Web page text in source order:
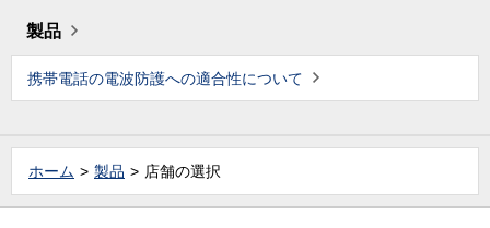
製品
携帯電話の電波防護への適合性について
ホーム 製品 店舗の選択